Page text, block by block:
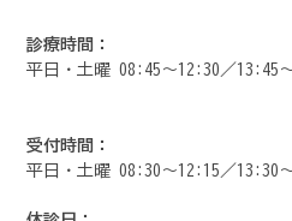
診療時間：
平日・土曜 08:45～12:30／13:45
受付時間：
平日・土曜 08:30～12:15／13:30